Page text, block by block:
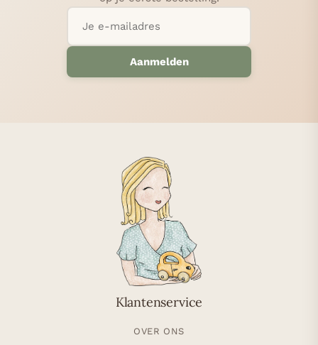
Aanmelden
Klantenservice
OVER ONS